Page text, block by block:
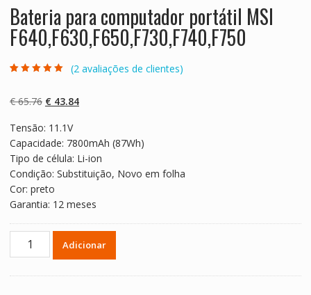
Bateria para computador portátil MSI
F640,F630,F650,F730,F740,F750
com base em
classificaçõe
(2 avaliações de clientes)
€65.76 O
original
era:
€ 65.76.
€43.84O
é:
€ 43.84.
Tensão: 11.1V
Capacidade: 7800mAh (87Wh)
Tipo de célula: Li-ion
Condição: Substituição, Novo em folha
Cor: preto
Garantia: 12 meses
Quantidade
Adicionar